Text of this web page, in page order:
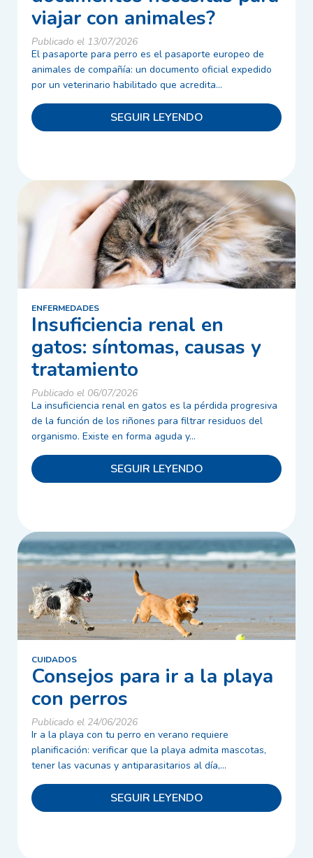
viajar con animales?
Publicado el 13/07/2026
El pasaporte para perro es el pasaporte europeo de
animales de compañía: un documento oficial expedido
por un veterinario habilitado que acredita...
SEGUIR LEYENDO
ENFERMEDADES
Insuficiencia renal en
gatos: síntomas, causas y
tratamiento
Publicado el 06/07/2026
La insuficiencia renal en gatos es la pérdida progresiva
de la función de los riñones para filtrar residuos del
organismo. Existe en forma aguda y...
SEGUIR LEYENDO
CUIDADOS
Consejos para ir a la playa
con perros
Publicado el 24/06/2026
Ir a la playa con tu perro en verano requiere
planificación: verificar que la playa admita mascotas,
tener las vacunas y antiparasitarios al día,...
SEGUIR LEYENDO